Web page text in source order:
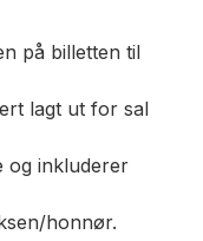
på billetten til
lagt ut for sal
og inkluderer
honnør.